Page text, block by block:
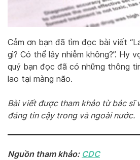
Cảm ơn bạn đã tìm đọc bài viết
gì? Có thể lây nhiễm không?”. Hy
quý bạn đọc đã có những thông
lao tại màng não.
Bài viết được tham khảo từ bác sĩ
đáng tin cậy trong và ngoài nước.
Nguồn tham khảo: CDC